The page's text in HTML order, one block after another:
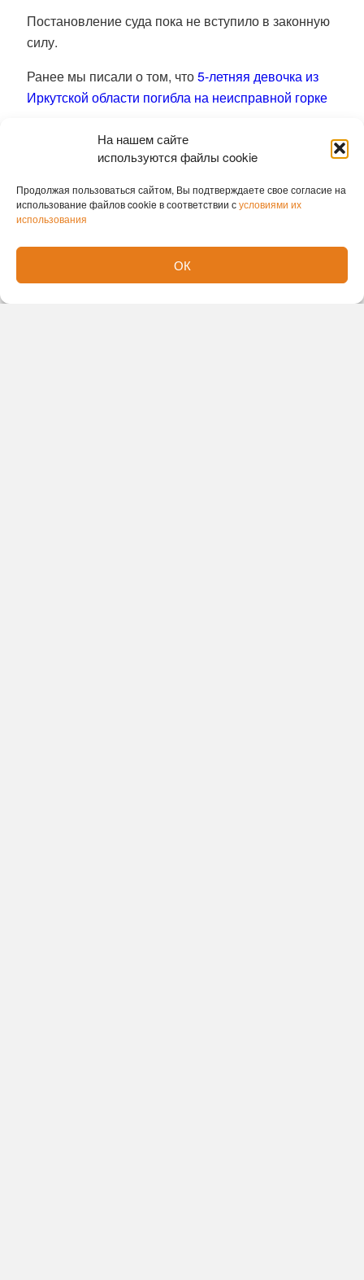
На нашем сайте
используются файлы cookie
Продолжая пользоваться сайтом, Вы подтверждаете свое согласие на
использование файлов cookie в соответствии сусловиями их
использования
ОК
Постановление суда пока не вступило в законную
силу.
Ранее мы писали о том, что5-летняя девочка из
Иркутской области погибла на неисправной горке
Вера Ветрова